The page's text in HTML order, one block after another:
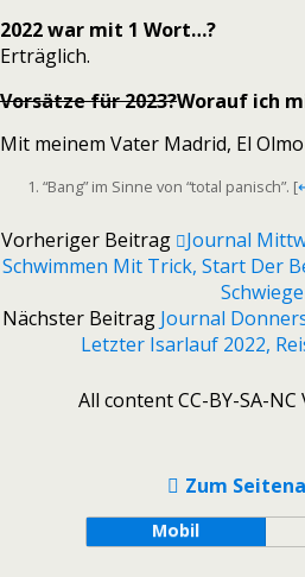
2022 war mit 1 Wort…?
Erträglich.
Vorsätze für 2023?Worauf ich
Mit meinem Vater Madrid, El
“Bang” im Sinne von “total panisch”. [
Vorheriger Beitrag
Journal
Schwimmen Mit Trick, Start Der
Nächster Beitrag Journal
Letzter Isarlauf 2022,
All content CC-BY-SA-
Zum
Mobil